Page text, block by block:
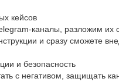
кейсов
каналы, разложим их
и сразу сможете
и безопасность
с негативом, защищать